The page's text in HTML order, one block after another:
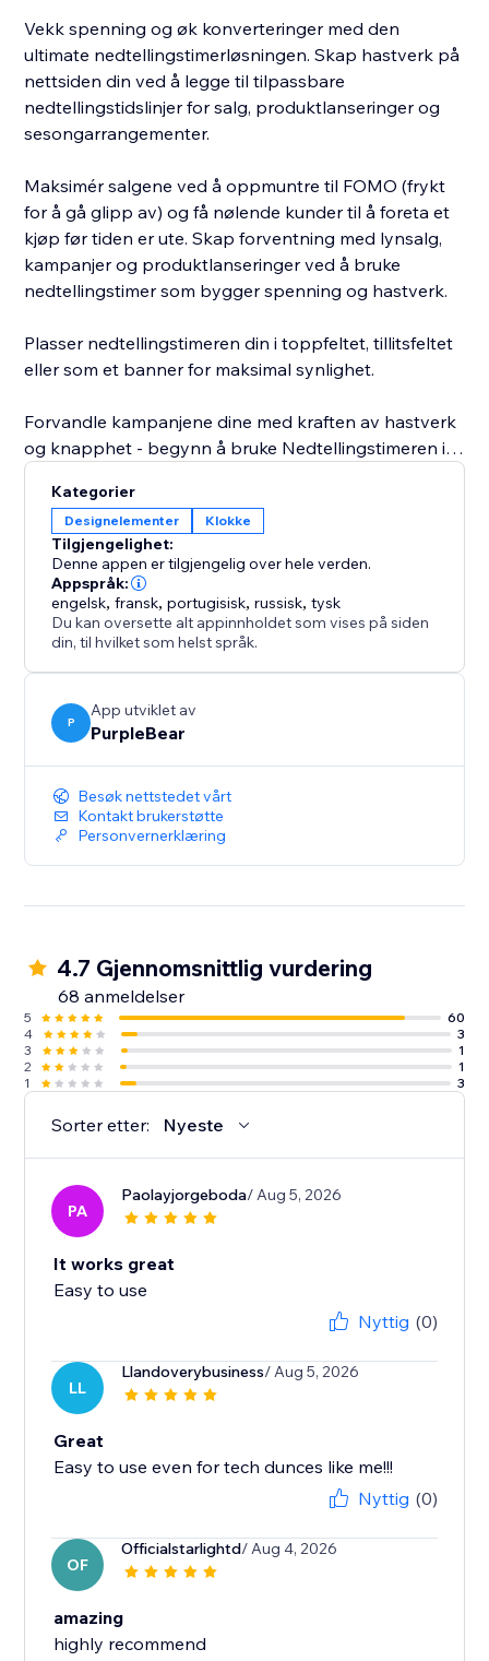
Vekk spenning og øk konverteringer med den
ultimate nedtellingstimerløsningen. Skap hastverk på
nettsiden din ved å legge til tilpassbare
nedtellingstidslinjer for salg, produktlanseringer og
sesongarrangementer.
Maksimér salgene ved å oppmuntre til FOMO (frykt
for å gå glipp av) og få nølende kunder til å foreta et
kjøp før tiden er ute. Skap forventning med lynsalg,
kampanjer og produktlanseringer ved å bruke
nedtellingstimer som bygger spenning og hastverk.
Plasser nedtellingstimeren din i toppfeltet, tillitsfeltet
eller som et banner for maksimal synlighet.
Forvandle kampanjene dine med kraften av hastverk
og knapphet - begynn å bruke Nedtellingstimeren i
Kategorier
Designelementer Klokke
Tilgjengelighet:
Denne appen er tilgjengelig over hele verden.
Appspråk:
engelsk,fransk,portugisisk,russisk,tysk
Du kan oversette alt appinnholdet som vises på siden
din, til hvilket som helst språk.
P
App utviklet av
PurpleBear
Besøk nettstedet vårt
Kontakt brukerstøtte
Personvernerklæring
4.7 Gjennomsnittlig vurdering
68 anmeldelser
5
60
4
3
3
1
2
1
1
3
Sorter etter: Nyeste
PA
Paolayjorgeboda/ Aug 5, 2026
It works great
Easy to use
Nyttig (0)
LL
Llandoverybusiness/ Aug 5, 2026
Great
Easy to use even for tech dunces like me!!!
Nyttig (0)
OF
Officialstarlightd/ Aug 4, 2026
amazing
highly recommend